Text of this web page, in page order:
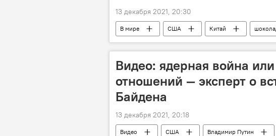
13 декабря 2021, 20:30
В мире США Китай
Видео: ядерная война
отношений — эксперт о
Байдена
13 декабря 2021, 20:18
Видео США Владимир Путин